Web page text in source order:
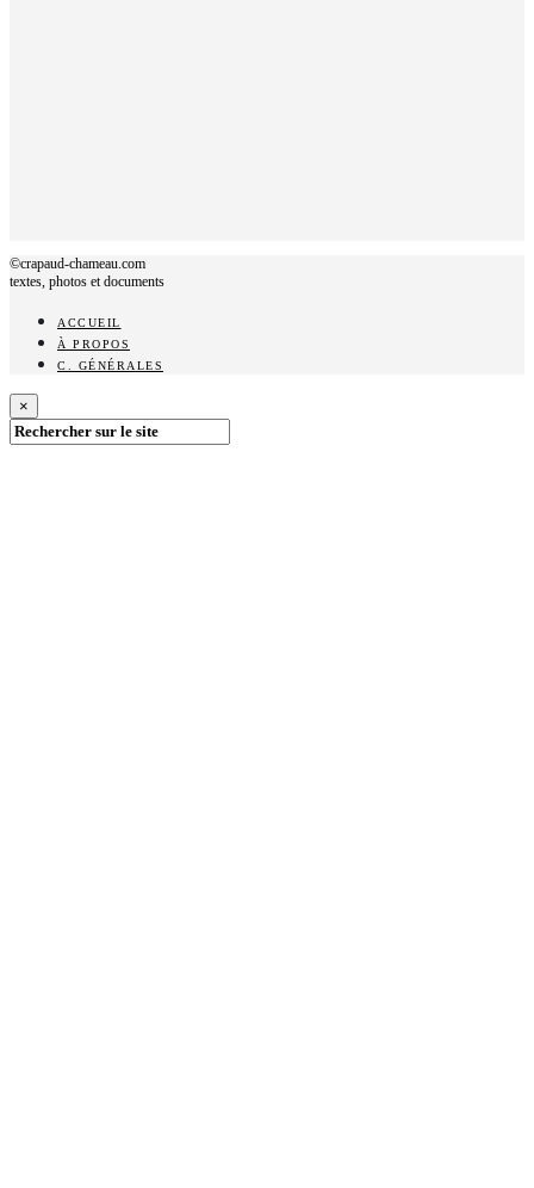
©crapaud-chameau.com
textes, photos et documents
ACCUEIL
À PROPOS
C. GÉNÉRALES
×